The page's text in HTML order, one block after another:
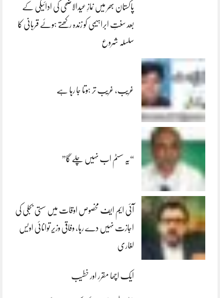
پاکستان بھر میں نمازِ عیدالاضحی کی ادائیگی کے
بعد سنتِ ابراہیمی کو زندہ رکھتے ہوئے قربانی کا
سلسلہ شروع
غریب، غریب تر ہوتا جا رہا ہے
“یہ سسٹم اب نہیں چلے گا”
آئی ایم ایف مخصوص اوقات میں سستی بجلی کی
اجازت نہیں دے رہا، وفاقی وزیر توانائی اویس
لغاری
ایک اچھا مقرر اور خطیب